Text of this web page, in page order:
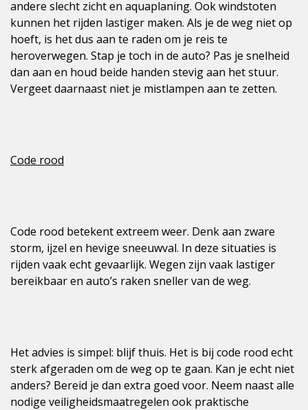
andere slecht zicht en aquaplaning. Ook windstoten
kunnen het rijden lastiger maken. Als je de weg niet op
hoeft, is het dus aan te raden om je reis te
heroverwegen. Stap je toch in de auto? Pas je snelheid
dan aan en houd beide handen stevig aan het stuur.
Vergeet daarnaast niet je mistlampen aan te zetten.
Code rood
Code rood betekent extreem weer. Denk aan zware
storm, ijzel en hevige sneeuwval. In deze situaties is
rijden vaak echt gevaarlijk. Wegen zijn vaak lastiger
bereikbaar en auto’s raken sneller van de weg.
Het advies is simpel: blijf thuis. Het is bij code rood echt
sterk afgeraden om de weg op te gaan. Kan je echt niet
anders? Bereid je dan extra goed voor. Neem naast alle
nodige veiligheidsmaatregelen ook praktische